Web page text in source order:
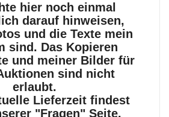
hier noch einmal
darauf hinweisen,
und die Texte mein
sind. Das Kopieren
und meiner Bilder für
sind nicht
erlaubt.
Lieferzeit findest
"Fragen" Seite.